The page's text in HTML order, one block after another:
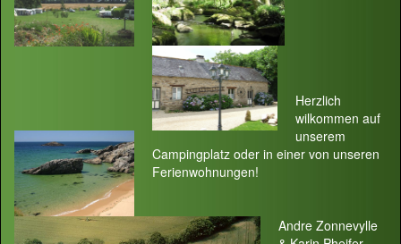
Herzlich
wilkommen auf
unserem
Campingplatz oder in einer von unseren
Ferienwohnungen!
Andre Zonnevylle